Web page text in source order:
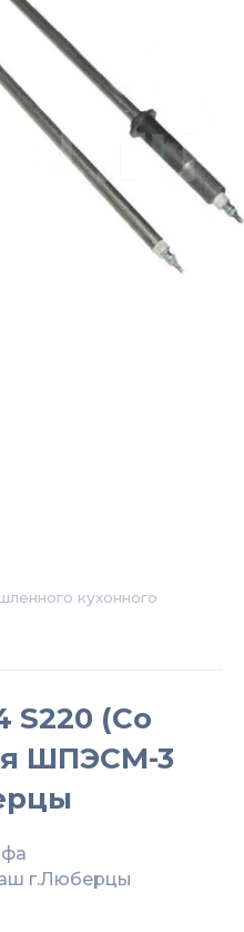
кухонного
S220 (со
ШПЭСМ-3
г.Люберцы